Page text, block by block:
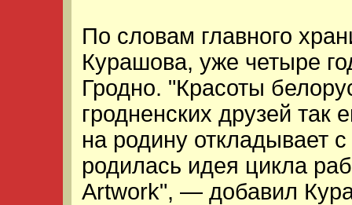
По словам главного
Курашова, уже четыре
Гродно. "Красоты
гродненских друзей так
на родину откладывает
родилась идея цикла
Artwork", — добавил